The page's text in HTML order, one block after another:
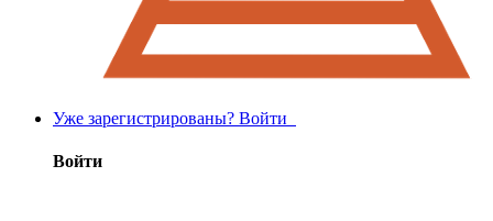
Уже зарегистрированы? Войти
Войти